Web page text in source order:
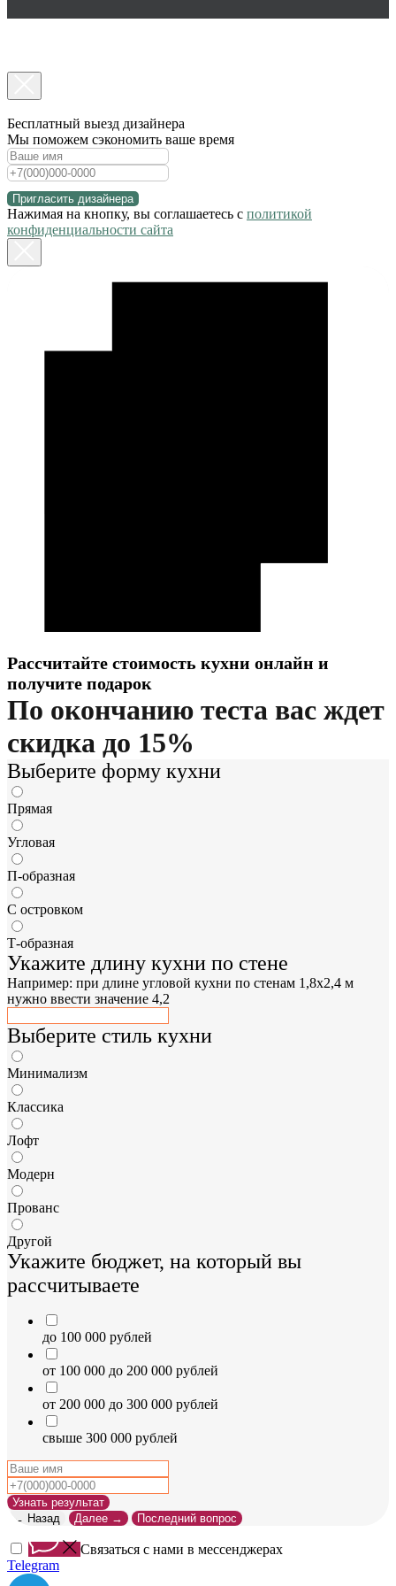
Бесплатный выезд дизайнера
Мы поможем сэкономить ваше время
Пригласить дизайнера
Нажимая на кнопку, вы соглашаетесь с политикой
конфиденциальности сайта
Рассчитайте стоимость кухни онлайн и
получите подарок
По окончанию теста вас ждет
скидка до 15%
Выберите форму кухни
Прямая
Угловая
П-образная
С островком
Т-образная
Укажите длину кухни по стене
Например: при длине угловой кухни по стенам 1,8x2,4 м
нужно ввести значение 4,2
Выберите стиль кухни
Минимализм
Классика
Лофт
Модерн
Прованс
Другой
Укажите бюджет, на который вы
рассчитываете
до 100 000 рублей
от 100 000 до 200 000 рублей
от 200 000 до 300 000 рублей
свыше 300 000 рублей
Узнать результат
← Назад
Далее → Последний вопрос
Связаться с нами в мессенджерах
Telegram